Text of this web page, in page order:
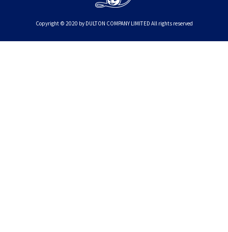
Copyright © 2020 by DULTON COMPANY LIMITED All rights reserved